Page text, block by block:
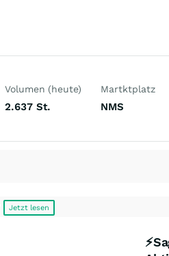
Volumen (heute)
2.637 St.
Martktplatz
NMS
Jetzt lesen